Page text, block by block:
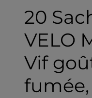
nicotine,
crée une
20
VELO
Vif
fumée,